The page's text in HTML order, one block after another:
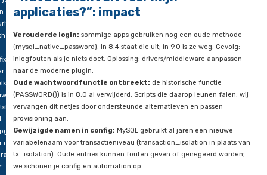
9.0 zelfs verwijderd). Dat dwingt modernere authenticatie af
middleware die expliciet mysql_native_password
pakken we dat tijdens de upgrade aan.
“Wat betekent dit voor mijn
applicaties?”: impact
Verouderde login:sommige apps gebruiken nog een oude
(mysql_native_password). In 8.4 staat die uit; in 9.0 is ze
inlogfouten als je niets doet. Oplossing: drivers/middleware